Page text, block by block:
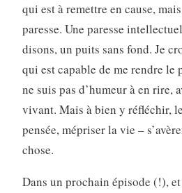
qui est à remettre en cause,
paresse. Une paresse
disons, un puits sans fond. Je
qui est capable de me rendre le
ne suis pas d’humeur à en rire,
vivant. Mais à bien y réfléchir,
pensée, mépriser la vie –
chose.
Dans un prochain épisode (!),